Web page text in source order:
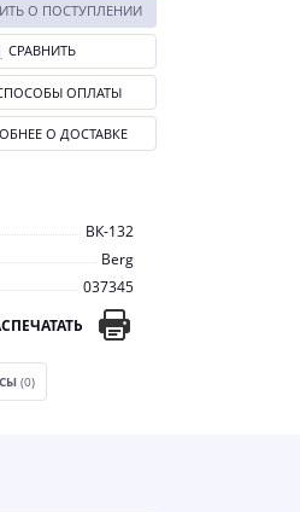
ВК-132
Berg
037345
О ПОСТУПЛЕНИИ
СРАВНИТЬ
ОПЛАТЫ
О ДОСТАВКЕ
(0)